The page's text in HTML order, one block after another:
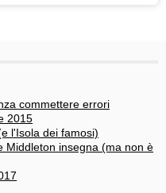
commettere errori
2015
l'Isola dei famosi)
Middleton insegna (ma non è